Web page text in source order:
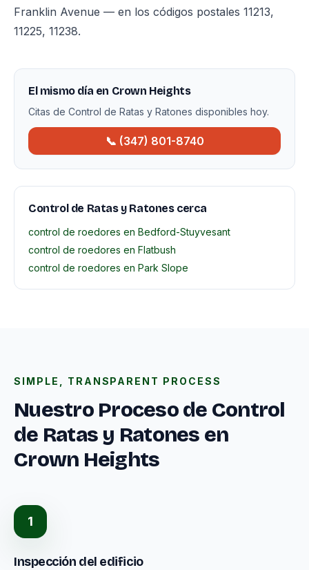
Franklin Avenue — en los códigos postales 11213,
11225, 11238.
El mismo día en Crown Heights
Citas de Control de Ratas y Ratones disponibles hoy.
📞 (347) 801-8740
Control de Ratas y Ratones cerca
control de roedores en Bedford-Stuyvesant
control de roedores en Flatbush
control de roedores en Park Slope
SIMPLE, TRANSPARENT PROCESS
Nuestro Proceso de Control
de Ratas y Ratones en
Crown Heights
1
Inspección del edificio